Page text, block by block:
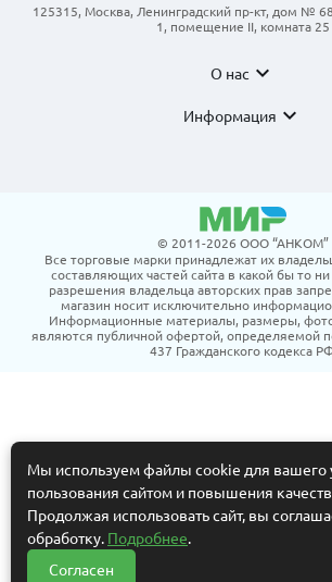
125315, Москва, Ленинградский пр-кт, дом №
1, помещение II, комната 25
О нас expand_more
Информация expand_more
© 2011-2026 ООО “АНКОМ”
Все торговые марки принадлежат их
составляющих частей сайта в какой бы то
разрешения владельца авторских прав
магазин носит исключительно
Информационные материалы, размеры,
являются публичной офертой, определяемой
437 Гражданского кодекса
Мы используем файлы cookie для вашего
пользования сайтом и повышения
Продолжая использовать сайт, вы
обработку. Подробнее.
Согласен